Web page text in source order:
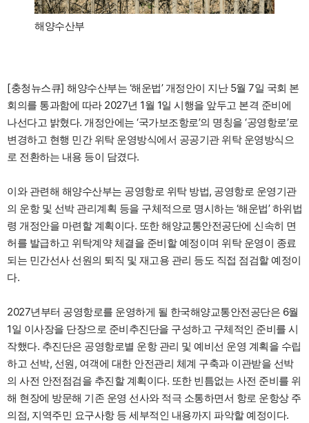
해양수산부
[충청뉴스큐] 해양수산부는 ‘해운법’ 개정안이 지난 5월 7일 국회 본
회의를 통과함에 따라 2027년 1월 1일 시행을 앞두고 본격 준비에
나선다고 밝혔다. 개정안에는 ‘국가보조항로’의 명칭을 ‘공영항로’로
변경하고 현행 민간 위탁 운영방식에서 공공기관 위탁 운영방식으
로 전환하는 내용 등이 담겼다.
이와 관련해 해양수산부는 공영항로 위탁 방법, 공영항로 운영기관
의 운항 및 선박 관리계획 등을 구체적으로 명시하는 ‘해운법’ 하위법
령 개정안을 마련할 계획이다. 또한 해양교통안전공단에 신속히 면
허를 발급하고 위탁계약 체결을 준비할 예정이며 위탁 운영이 종료
되는 민간선사 선원의 퇴직 및 재고용 관리 등도 직접 점검할 예정이
다.
2027년부터 공영항로를 운영하게 될 한국해양교통안전공단은 6월
1일 이사장을 단장으로 준비추진단을 구성하고 구체적인 준비를 시
작했다. 추진단은 공영항로별 운항 관리 및 예비선 운영 계획을 수립
하고 선박, 선원, 여객에 대한 안전관리 체계 구축과 이관받을 선박
의 사전 안전점검을 추진할 계획이다. 또한 빈틈없는 사전 준비를 위
해 현장에 방문해 기존 운영 선사와 적극 소통하면서 항로 운항상 주
의점, 지역주민 요구사항 등 세부적인 내용까지 파악할 예정이다.